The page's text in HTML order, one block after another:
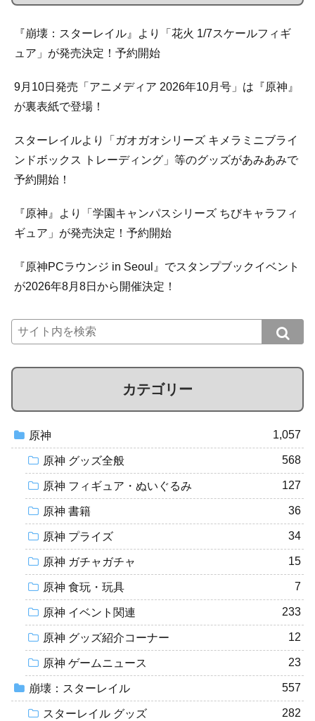
『崩壊：スターレイル』より「花火 1/7スケールフィギ
ュア」が発売決定！予約開始
9月10日発売「アニメディア 2026年10月号」は『原神』
が裏表紙で登場！
スターレイルより「ガオガオシリーズ キメラミニブライ
ンドボックス トレーディング」等のグッズがあみあみで
予約開始！
『原神』より「学園キャンパスシリーズ ちびキャラフィ
ギュア」が発売決定！予約開始
『原神PCラウンジ in Seoul』でスタンプブックイベント
が2026年8月8日から開催決定！
カテゴリー
原神 1,057
原神 グッズ全般 568
原神 フィギュア・ぬいぐるみ 127
原神 書籍 36
原神 プライズ 34
原神 ガチャガチャ 15
原神 食玩・玩具 7
原神 イベント関連 233
原神 グッズ紹介コーナー 12
原神 ゲームニュース 23
崩壊：スターレイル 557
スターレイル グッズ 282